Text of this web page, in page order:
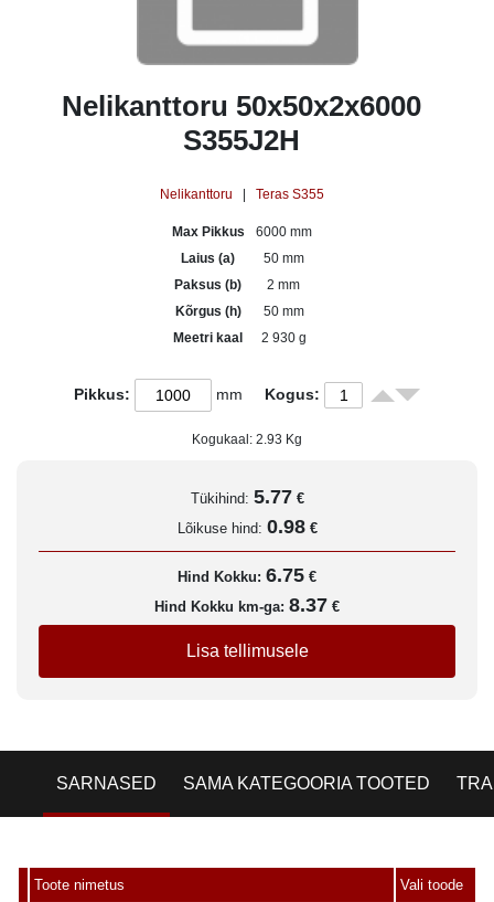
Nelikanttoru 50x50x2x6000
S355J2H
Nelikanttoru Teras S355
Max Pikkus
6000 mm
Laius (a)
50 mm
Paksus (b)
2 mm
Kõrgus (h)
50 mm
Meetri kaal
2 930 g
Pikkus: mm Kogus:
Kogukaal: 2.93 Kg
Tükihind: 5.77 €
Lõikuse hind: 0.98 €
Hind Kokku: 6.75 €
Hind Kokku km-ga: 8.37 €
Lisa tellimusele
SARNASED SAMA KATEGOORIA TOOTED
Toote nimetus Vali toode